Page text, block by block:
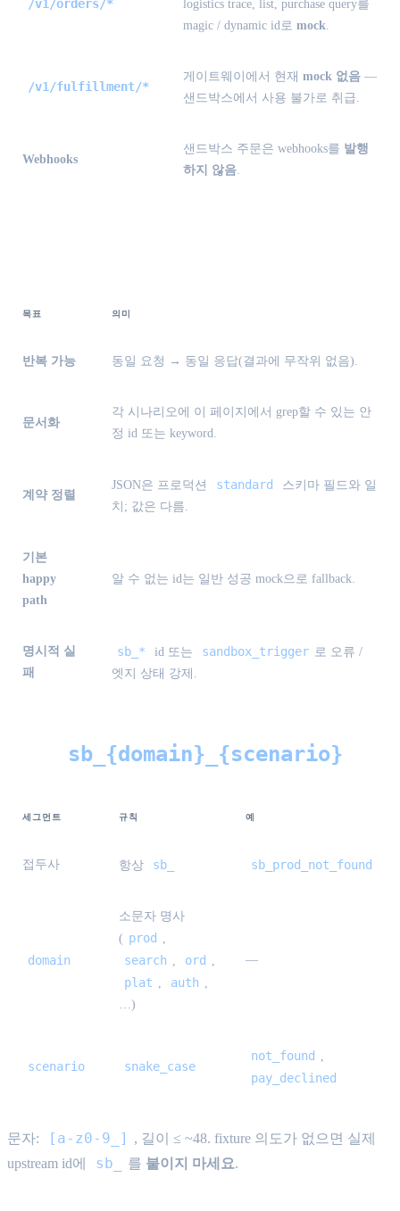
/v1/orders/*
logistics trace, list, purchase query를
magic / dynamic id로 mock
/v1/fulfillment/*
게이트웨이에서 현재 mock 없음 —
샌드박스에서 사용 불가로 취급.
Webhooks
샌드박스 주문은 webhooks를 발행
하지 않음
목표 의미
반복 가능 동일 요청 → 동일 응답(결과에 무작위 없음).
문서화
각 시나리오에 이 페이지에서 grep할 수 있는 안
정 id 또는 keyword.
계약 정렬
JSON은 프로덕션 standard
스키마 필드와 일
치; 값은 다름.
기본
happy
path
알 수 없는 id는 일반 성공 mock으로 fallback.
명시적 실
패
sb_* id 또는 sandbox_trigger 로 오류 /
엣지 상태 강제.
sb_{domain}_{scenario}
세그먼트 규칙 예
접두사 항상 sb_ sb_prod_not_found
domain
소문자 명사
( prod
search ord
plat auth
…)
—
scenario snake_case
not_found
pay_declined
문자: [a-z0-9_]
, 길이 ≤ ~48. fixture 의도가 없으면 실제
upstream id에
sb_ 를 붙이지 마세요.